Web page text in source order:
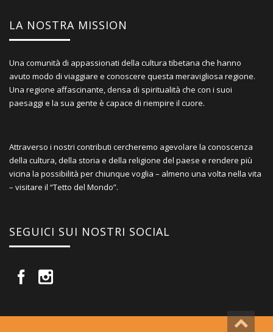
LA NOSTRA MISSION
Una comunità di appassionati della cultura tibetana che hanno
avuto modo di viaggiare e conoscere questa meravigliosa regione.
Una regione affascinante, densa di spiritualità che con i suoi
paesaggi e la sua gente è capace di riempire il cuore.
Attraverso i nostri contributi cercheremo agevolare la conoscenza
della cultura, della storia e della religione del paese e rendere più
vicina la possibilità per chiunque voglia – almeno una volta nella vita
– visitare il “Tetto del Mondo”.
SEGUICI SUI NOSTRI SOCIAL